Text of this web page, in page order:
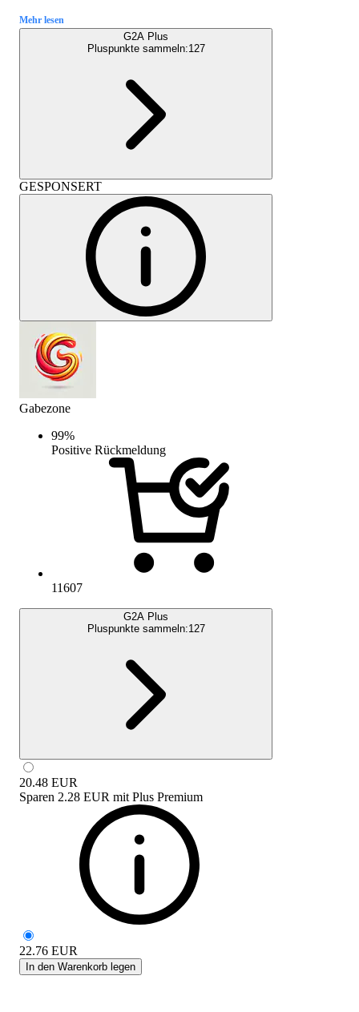
Mehr lesen
G2A Plus
Pluspunkte sammeln:127
GESPONSERT
Gabezone
99%
Positive Rückmeldung
11607
G2A Plus
Pluspunkte sammeln:127
20.48 EUR
Sparen 2.28 EUR mit Plus Premium
22.76 EUR
In den Warenkorb legen